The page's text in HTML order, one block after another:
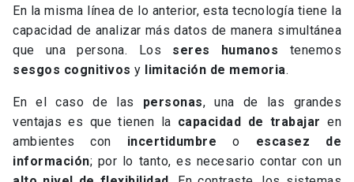
En la misma línea de lo anterior, esta tecnología tiene la
capacidad de analizar más datos de manera simultánea
que una persona. Los seres humanos tenemos
sesgos cognitivos y limitación de memoria.
En el caso de las personas, una de las grandes
ventajas es que tienen la capacidad de trabajar en
ambientes con incertidumbre o escasez de
información; por lo tanto, es necesario contar con un